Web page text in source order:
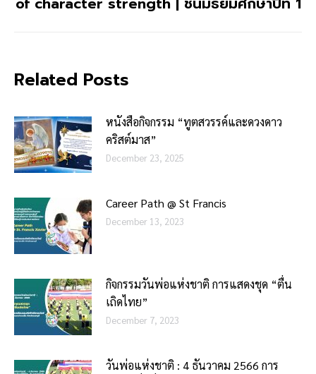
post:
Related Posts
หนังสือกิจกรรม “ทูตสวรรค์และดวงดาว
คริสต์มาส”
December 23, 2025
Career Path @ St Francis
December 13, 2023
กิจกรรมวันพ่อแห่งชาติ การแสดงชุด “ตื่น
เถิดไทย”
December 7, 2023
วันพ่อแห่งชาติ : 4 ธันวาคม 2566 ​การ